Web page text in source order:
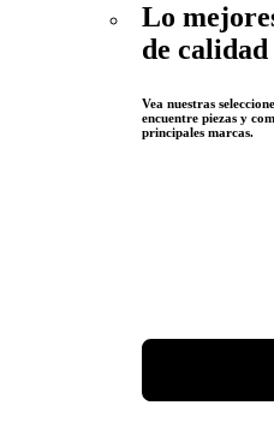
Lo
de calidad
Vea nuestras
encuentre piezas y
principales marcas.